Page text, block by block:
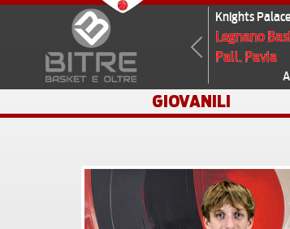
Knights Palace
Legnano
Pall. Pavia
Previous
GIOVANILI